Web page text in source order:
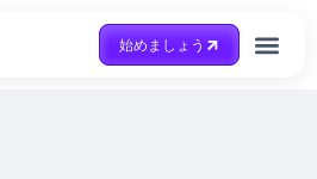
始めましょう